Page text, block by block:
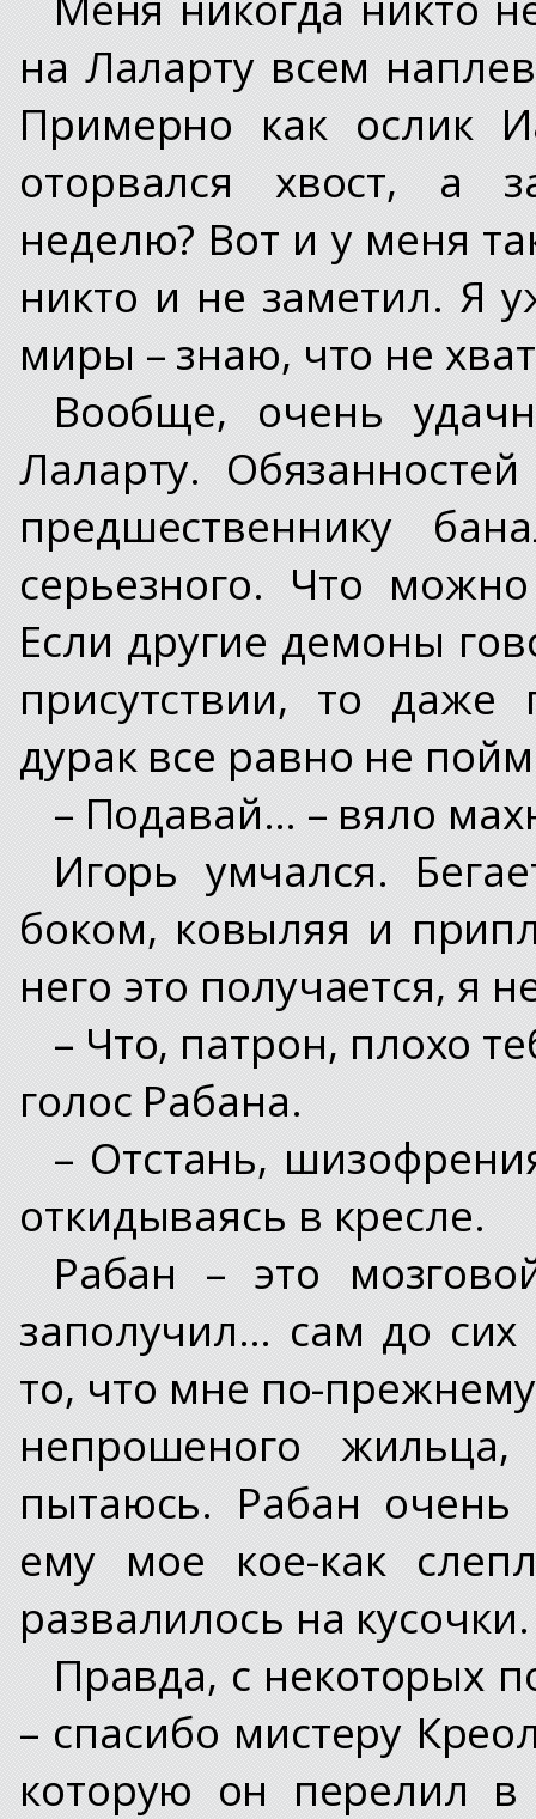
на Лаларту всем
Примерно как ослик
оторвался хвост, а
неделю? Вот и у меня
никто и не заметил. Я
миры – знаю, что не
Вообще, очень
Лаларту.
предшественнику
серьезного. Что
Если другие демоны
присутствии, то
дурак все равно не
– Подавай… – вяло
Игорь умчался.
боком, ковыляя и
него это получается, я
– Что, патрон, плохо
голос Рабана.
– Отстань,
откидываясь в кресле.
Рабан – это
заполучил… сам до
то, что мне по-
непрошеного
пытаюсь. Рабан очень
ему мое кое-как
развалилось на кусочки.
Правда, с некоторых
– спасибо мистеру
которую он перелил в